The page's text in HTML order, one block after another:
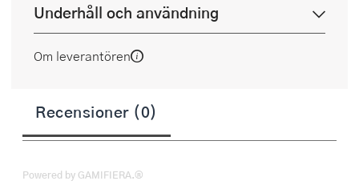
Underhåll och användning
Om leverantören
Recensioner (0)
Powered by GAMIFIERA.®